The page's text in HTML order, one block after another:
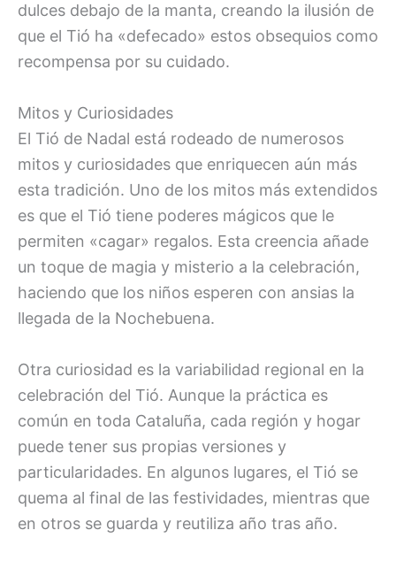
dulces debajo de la manta, creando la ilusión de
que el Tió ha «defecado» estos obsequios como
recompensa por su cuidado.
Mitos y Curiosidades
El Tió de Nadal está rodeado de numerosos
mitos y curiosidades que enriquecen aún más
esta tradición. Uno de los mitos más extendidos
es que el Tió tiene poderes mágicos que le
permiten «cagar» regalos. Esta creencia añade
un toque de magia y misterio a la celebración,
haciendo que los niños esperen con ansias la
llegada de la Nochebuena.
Otra curiosidad es la variabilidad regional en la
celebración del Tió. Aunque la práctica es
común en toda Cataluña, cada región y hogar
puede tener sus propias versiones y
particularidades. En algunos lugares, el Tió se
quema al final de las festividades, mientras que
en otros se guarda y reutiliza año tras año.